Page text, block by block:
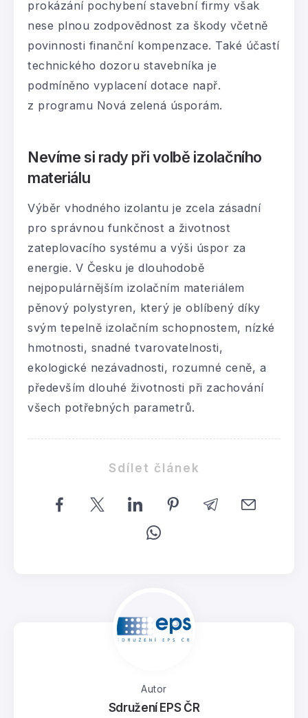
prokázání pochybení stavební firmy však
nese plnou zodpovědnost za škody včetně
povinnosti finanční kompenzace. Také účastí
technického dozoru stavebníka je
podmíněno vyplacení dotace např.
z programu Nová zelená úsporám.
Nevíme si rady při volbě izolačního
materiálu
Výběr vhodného izolantu je zcela zásadní
pro správnou funkčnost a životnost
zateplovacího systému a výši úspor za
energie. V Česku je dlouhodobě
nejpopulárnějším izolačním materiálem
pěnový polystyren, který je oblíbený díky
svým tepelně izolačním schopnostem, nízké
hmotnosti, snadné tvarovatelnosti,
ekologické nezávadnosti, rozumné ceně, a
především dlouhé životnosti při zachování
všech potřebných parametrů.
Sdílet článek
Autor
Sdružení EPS ČR